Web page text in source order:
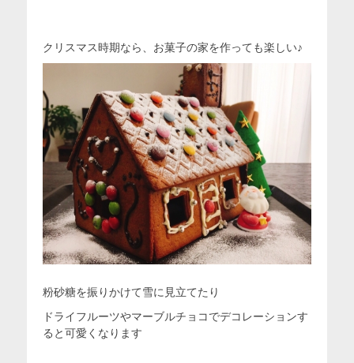
クリスマス時期なら、お菓子の家を作っても楽しい♪
粉砂糖を振りかけて雪に見立てたり
ドライフルーツやマーブルチョコでデコレーションす
ると可愛くなります